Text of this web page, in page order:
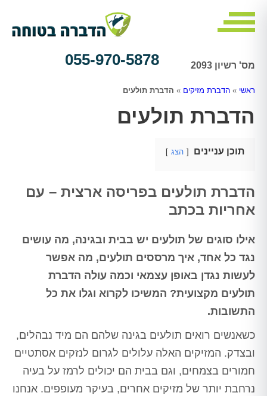
מס' רשיון 2093 055-970-5878
ראשי » הדברת מזיקים » הדברת תולעים
הדברת תולעים
תוכן עניינים הצג
הדברת תולעים בפריסה ארצית – עם
אחריות בכתב
אילו סוגים של תולעים יש בבית ובגינה, מה עושים
נגד כל אחד, איך מרססים תולעים, מה אפשר
לעשות נגדן באופן עצמאי וכמה עולה הדברת
תולעים מקצועית? המשיכו לקרוא וגלו את כל
התשובות.
כשאנשים רואים תולעים בגינה שלהם הם מיד נבהלים,
ובצדק. המזיקים האלה עלולים לגרום לנזקים אסתטיים
חמורים בצמחים, וגם בבית הם יכולים לרמז על בעיה
נרחבת יותר של מזיקים אחרים, בעיקר מעופפים. אנחנו